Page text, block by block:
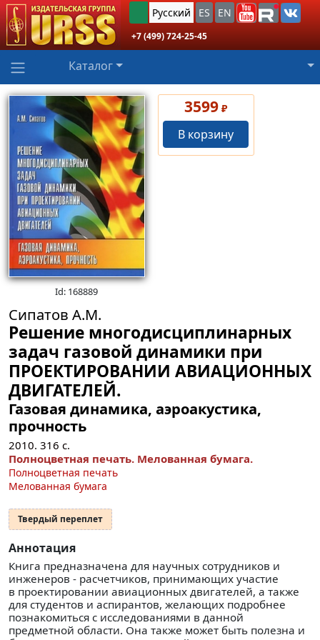
Русский ES EN
+7 (499) 724-25-45
Каталог
Id: 168889
3599 ₽
В корзину
Сипатов А.М.
Решение многодисциплинарных
задач газовой динамики при
ПРОЕКТИРОВАНИИ АВИАЦИОННЫХ
ДВИГАТЕЛЕЙ.
Газовая динамика, аэроакустика,
прочность
2010. 316 с.
Полноцветная печать. Мелованная бумага.
Полноцветная печать
Мелованная бумага
Твердый переплет
Аннотация
Книга предназначена для научных сотрудников и
инженеров - расчетчиков, принимающих участие
в проектировании авиационных двигателей, а также
для студентов и аспирантов, желающих подробнее
познакомиться с исследованиями в данной
предметной области. Она также может быть полезна и